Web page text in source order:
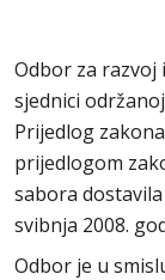
Odbor za razvoj
sjednici
Prijedlog
prijedlogom
sabora
svibnja 2008.
Odbor je u